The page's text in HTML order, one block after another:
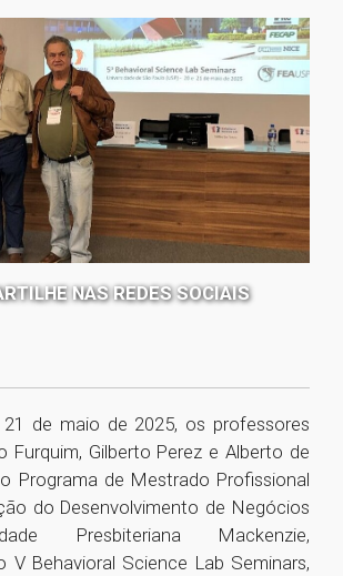
NAS REDES SOCIAIS
de maio de 2025, os professores
Furquim, Gilberto Perez e Alberto de
Programa de Mestrado Profissional
do Desenvolvimento de Negócios
Presbiteriana Mackenzie,
V Behavioral Science Lab Seminars,